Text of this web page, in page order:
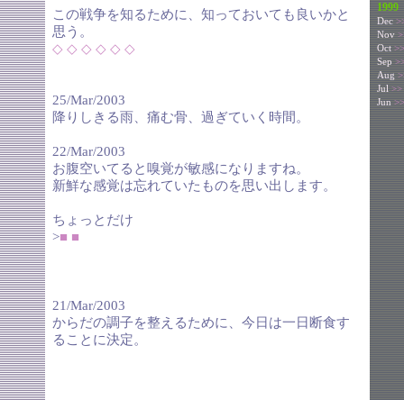
この戦争を知るために、知っておいても良いかと
思う。
◇ ◇ ◇ ◇ ◇ ◇
25/Mar/2003
降りしきる雨、痛む骨、過ぎていく時間。
22/Mar/2003
お腹空いてると嗅覚が敏感になりますね。
新鮮な感覚は忘れていたものを思い出します。
ちょっとだけ
>■ ■
21/Mar/2003
からだの調子を整えるために、今日は一日断食す
ることに決定。
1999
Dec
Nov
Oct>>
Sep
Aug
Jul>>
Jun>>